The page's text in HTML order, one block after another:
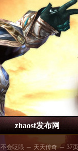
zhaosf发布网
不会眨眼 ─ 天天传奇 ─ 37